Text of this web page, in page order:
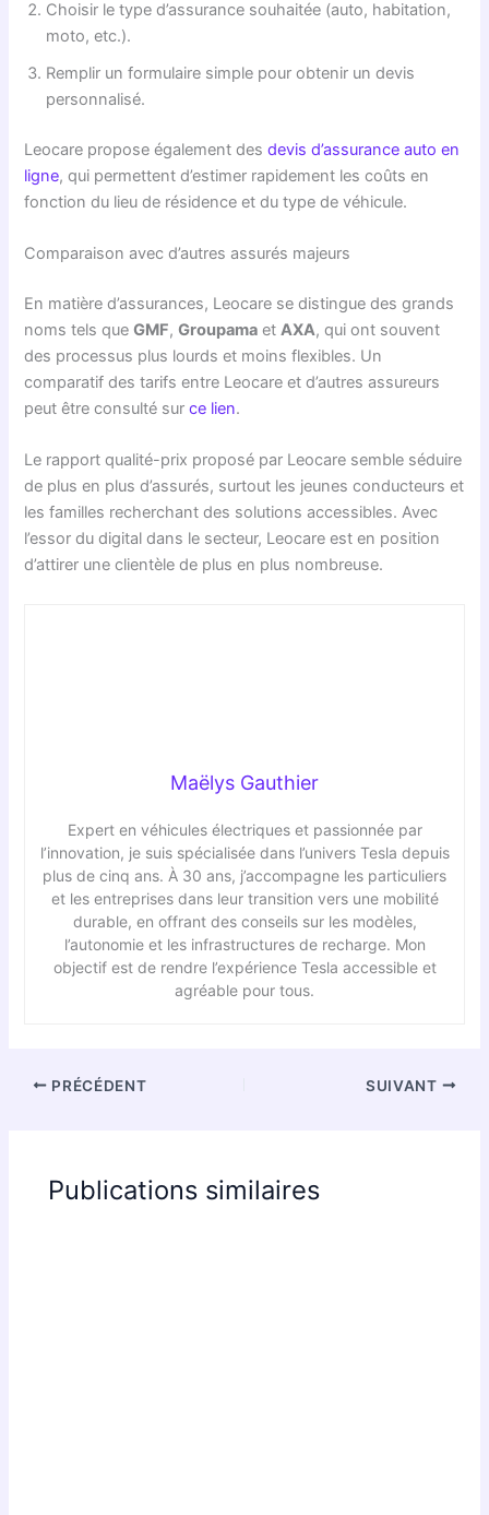
Choisir le type d’assurance souhaitée (auto, habitation,
moto, etc.).
Remplir un formulaire simple pour obtenir un devis
personnalisé.
Leocare propose également desdevis d’assurance auto en
ligne, qui permettent d’estimer rapidement les coûts en
fonction du lieu de résidence et du type de véhicule.
Comparaison avec d’autres assurés majeurs
En matière d’assurances, Leocare se distingue des grands
noms tels queGMF,Groupama etAXA, qui ont souvent
des processus plus lourds et moins flexibles. Un
comparatif des tarifs entre Leocare et d’autres assureurs
peut être consulté surce lien.
Le rapport qualité-prix proposé par Leocare semble séduire
de plus en plus d’assurés, surtout les jeunes conducteurs et
les familles recherchant des solutions accessibles. Avec
l’essor du digital dans le secteur, Leocare est en position
d’attirer une clientèle de plus en plus nombreuse.
Maëlys Gauthier
Expert en véhicules électriques et passionnée par
l’innovation, je suis spécialisée dans l’univers Tesla depuis
plus de cinq ans. À 30 ans, j’accompagne les particuliers
et les entreprises dans leur transition vers une mobilité
durable, en offrant des conseils sur les modèles,
l’autonomie et les infrastructures de recharge. Mon
objectif est de rendre l’expérience Tesla accessible et
agréable pour tous.
PRÉCÉDENT SUIVANT
Publications similaires